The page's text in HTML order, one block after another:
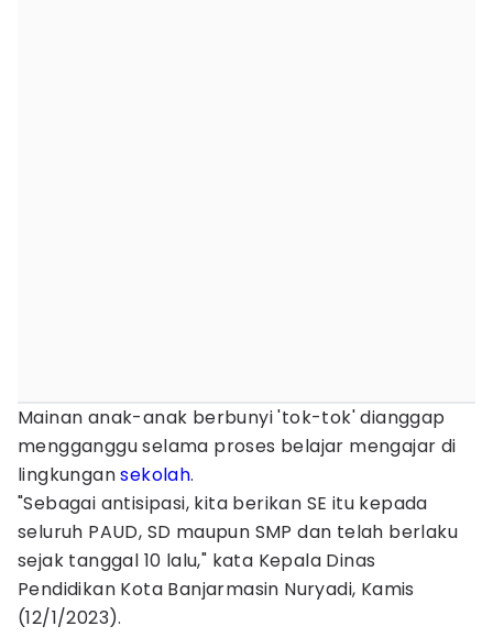
Mainan anak-anak berbunyi 'tok-tok' dianggap
mengganggu selama proses belajar mengajar di
lingkungansekolah.
"Sebagai antisipasi, kita berikan SE itu kepada
seluruh PAUD, SD maupun SMP dan telah berlaku
sejak tanggal 10 lalu," kata Kepala Dinas
Pendidikan Kota Banjarmasin Nuryadi, Kamis
(12/1/2023).